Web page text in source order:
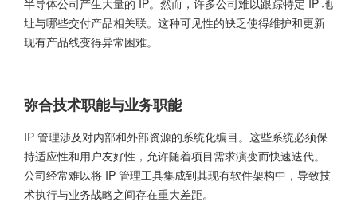
址与哪些交付产品相关联。这种可见性的缺乏使得维护和更新
现有产品线变得异常困难。
弥合技术职能与业务职能
IP 管理涉及对内部和外部资源的系统化编目。这些系统必须保
持适应性和用户友好性，允许随着项目需求演变而快速迭代。
公司经常难以将 IP 管理工具集成到其现有软件架构中，导致技
术执行与业务战略之间存在重大差距。